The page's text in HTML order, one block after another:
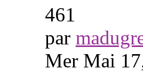
461
par
Mer Mai